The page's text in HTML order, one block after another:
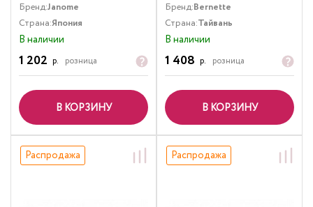
Бренд:Janome
Страна:Япония
В наличии
1 202 р. розница
В КОРЗИНУ
Бренд:Bernette
Страна:Тайвань
В наличии
1 408 р. розница
В КОРЗИНУ
Распродажа Распродажа